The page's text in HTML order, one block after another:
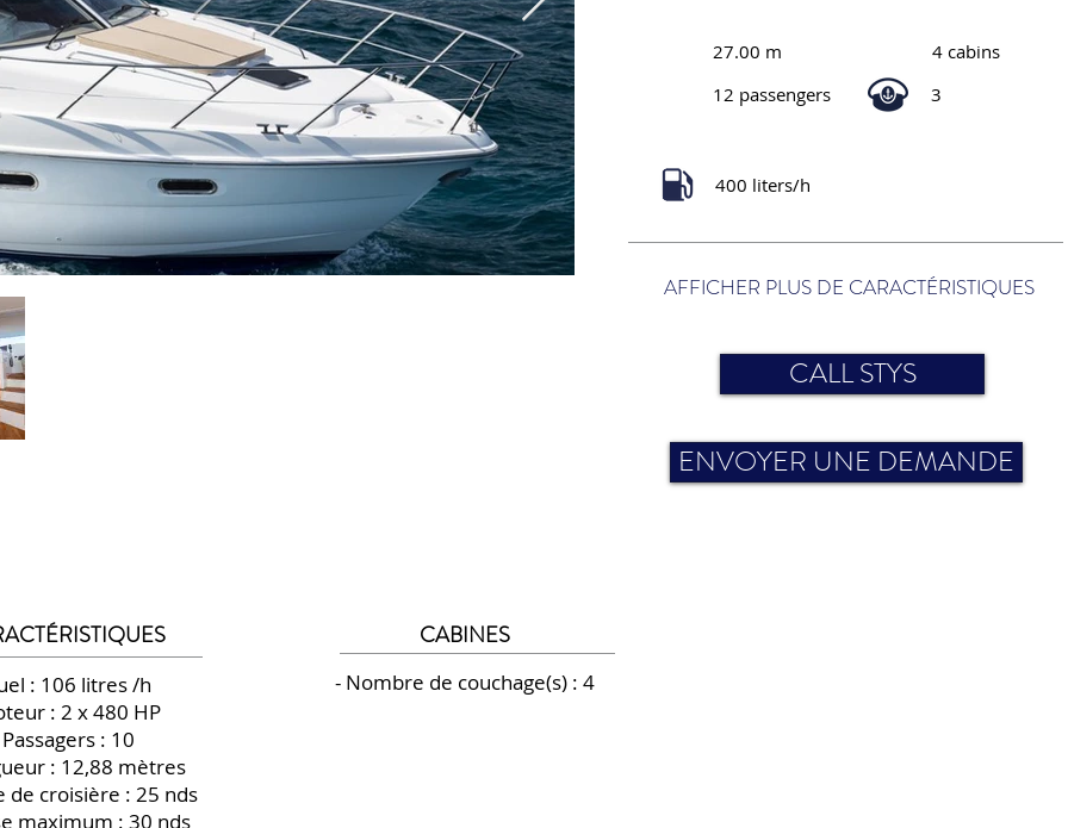
27.00 m
12 passengers
4 cabins
3
400 liters/h
AFFICHER PLUS DE CARACTÉRISTIQUES
CALL STYS
ENVOYER UNE DEMANDE
: 106 litres /h
: 2 x 480 HP
: 10
: 12,88 mètres
de croisière : 25 nds
maximum : 30 nds
CABINES
- Nombre de couchage(s) : 4